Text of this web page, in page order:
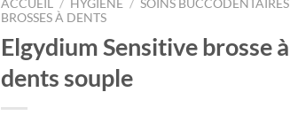
ACCUEIL / HYGIÈNE / SOINS BUCCODENTAIRES
BROSSES À DENTS
Elgydium Sensitive brosse à
dents souple